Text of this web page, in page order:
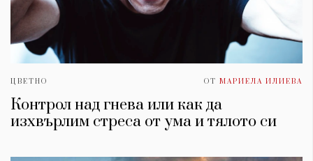
ЦВЕТНО ОТ МАРИЕЛА ИЛИЕВА
Контрол над гнева или как да
изхвърлим стреса от умa и тялото си